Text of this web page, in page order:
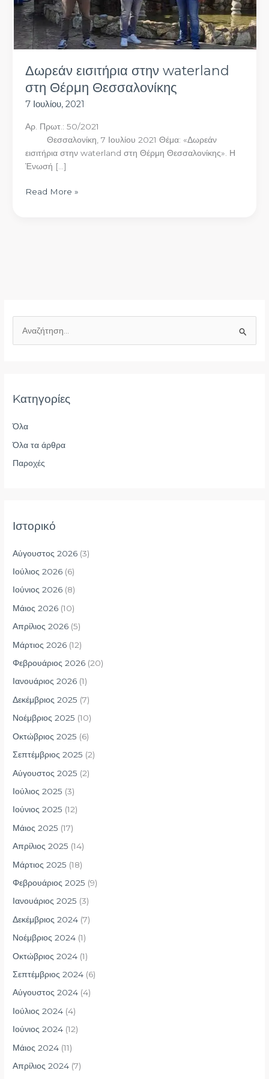
Δωρεάν εισιτήρια στην waterland
στη Θέρμη Θεσσαλονίκης
7 Ιουλίου, 2021
Αρ. Πρωτ.: 50/2021
Θεσσαλονίκη, 7 Ιουλίου 2021 Θέμα: «Δωρεάν
εισιτήρια στην waterland στη Θέρμη Θεσσαλονίκης». Η
Ένωσή […]
Read More »
ή
η
σ
η
:
Kατηγορίες
Όλα
Όλα τα άρθρα
Παροχές
Ιστορικό
Αύγουστος 2026 (3)
Ιούλιος 2026 (6)
Ιούνιος 2026 (8)
Μάιος 2026 (10)
Απρίλιος 2026 (5)
Μάρτιος 2026 (12)
Φεβρουάριος 2026 (20)
Ιανουάριος 2026 (1)
Δεκέμβριος 2025 (7)
Νοέμβριος 2025 (10)
Οκτώβριος 2025 (6)
Σεπτέμβριος 2025 (2)
Αύγουστος 2025 (2)
Ιούλιος 2025 (3)
Ιούνιος 2025 (12)
Μάιος 2025 (17)
Απρίλιος 2025 (14)
Μάρτιος 2025 (18)
Φεβρουάριος 2025 (9)
Ιανουάριος 2025 (3)
Δεκέμβριος 2024 (7)
Νοέμβριος 2024 (1)
Οκτώβριος 2024 (1)
Σεπτέμβριος 2024 (6)
Αύγουστος 2024 (4)
Ιούλιος 2024 (4)
Ιούνιος 2024 (12)
Μάιος 2024 (11)
Απρίλιος 2024 (7)